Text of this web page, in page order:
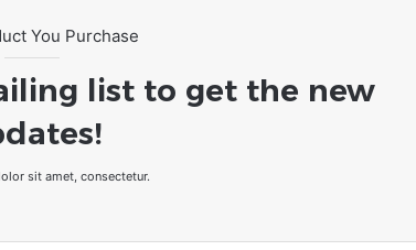
You Purchase
list to get the new
sit amet, consectetur.